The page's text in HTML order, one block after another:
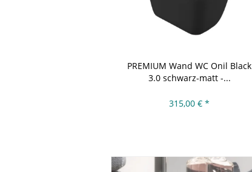
PREMIUM Wand WC Onil Black
3.0 schwarz-matt -...
315,00 € *